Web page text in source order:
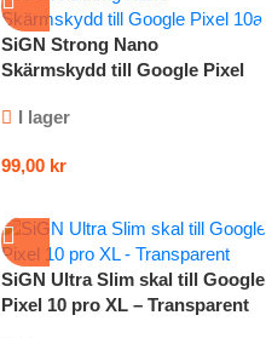
SiGN Strong Nano
Skärmskydd till Google Pixel
I lager
99,00 kr
SiGN Ultra Slim skal till Google
Pixel 10 pro XL – Transparent